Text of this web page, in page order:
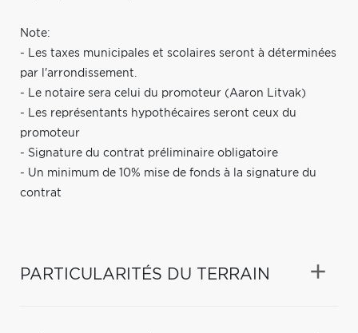
Note:
- Les taxes municipales et scolaires seront à déterminées
par l'arrondissement.
- Le notaire sera celui du promoteur (Aaron Litvak)
- Les représentants hypothécaires seront ceux du
promoteur
- Signature du contrat préliminaire obligatoire
- Un minimum de 10% mise de fonds à la signature du
contrat
PARTICULARITÉS DU TERRAIN